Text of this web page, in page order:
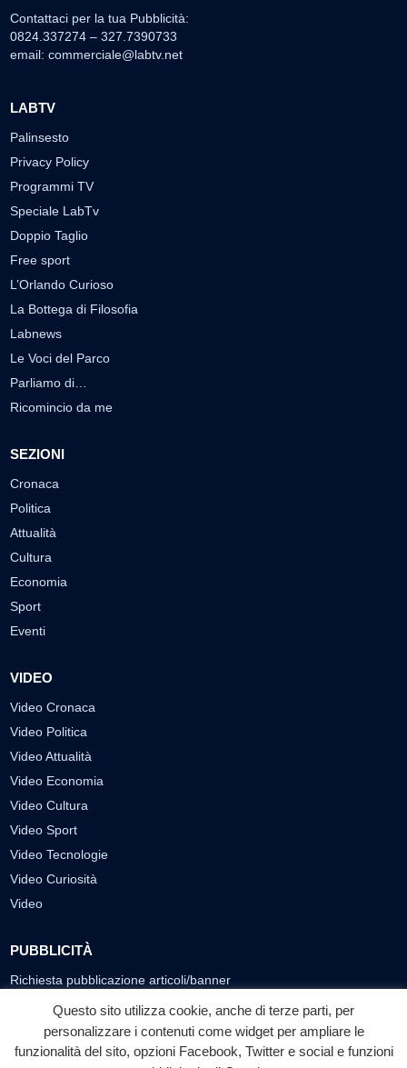
Contattaci per la tua Pubblicità:
0824.337274 – 327.7390733
email: commerciale@labtv.net
LABTV
Palinsesto
Privacy Policy
Programmi TV
Speciale LabTv
Doppio Taglio
Free sport
L’Orlando Curioso
La Bottega di Filosofia
Labnews
Le Voci del Parco
Parliamo di…
Ricomincio da me
SEZIONI
Cronaca
Politica
Attualità
Cultura
Economia
Sport
Eventi
VIDEO
Video Cronaca
Video Politica
Video Attualità
Video Economia
Video Cultura
Video Sport
Video Tecnologie
Video Curiosità
Video
PUBBLICITÀ
Richiesta pubblicazione articoli/banner
SEGUICI SUI SOCIAL
f ◎ ▶
Questo sito utilizza cookie, anche di terze parti, per
personalizzare i contenuti come widget per ampliare le
funzionalità del sito, opzioni Facebook, Twitter e social e funzioni